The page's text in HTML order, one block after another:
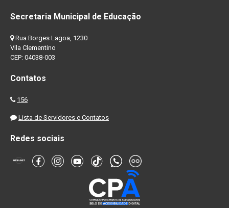
Secretaria Municipal de Educação
Rua Borges Lagoa, 1230
Vila Clementino
CEP: 04038-003
Contatos
156
Lista de Servidores e Contatos
Redes sociais